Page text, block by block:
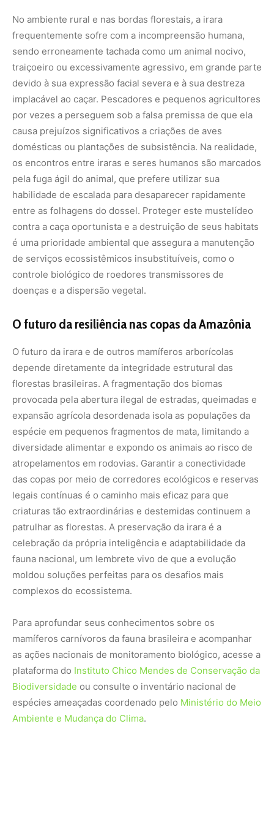
contra a caça oportunista e a destruição de seus habitats
é uma prioridade ambiental que assegura a manutenção
de serviços ecossistêmicos insubstituíveis, como o
controle biológico de roedores transmissores de
doenças e a dispersão vegetal.
O futuro da resiliência nas copas da Amazônia
O futuro da irara e de outros mamíferos arborícolas
depende diretamente da integridade estrutural das
florestas brasileiras. A fragmentação dos biomas
provocada pela abertura ilegal de estradas, queimadas e
expansão agrícola desordenada isola as populações da
espécie em pequenos fragmentos de mata, limitando a
diversidade alimentar e expondo os animais ao risco de
atropelamentos em rodovias. Garantir a conectividade
das copas por meio de corredores ecológicos e reservas
legais contínuas é o caminho mais eficaz para que
patrulhar as florestas. A preservação da irara é a
fauna nacional, um lembrete vivo de que a evolução
moldou soluções perfeitas para os desafios mais
complexos do ecossistema.
Para aprofundar seus conhecimentos sobre os
mamíferos carnívoros da fauna brasileira e acompanhar
as ações nacionais de monitoramento biológico, acesse a
plataforma doInstituto Chico Mendes de Conservação da
Biodiversidadeou consulte o inventário nacional de
espécies ameaçadas coordenado peloMinistério do Meio
Ambiente e Mudança do Clima .